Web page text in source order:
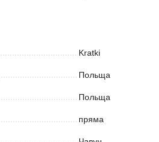
Kratki
Польща
Польща
пряма